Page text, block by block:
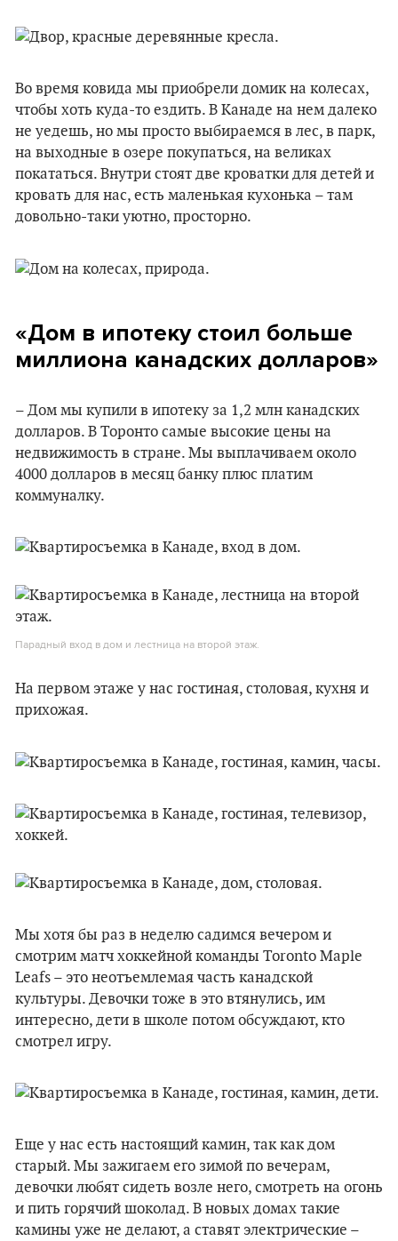
Во время ковида мы приобрели домик на колесах,
чтобы хоть куда-то ездить. В Канаде на нем далеко
не уедешь, но мы просто выбираемся в лес, в парк,
на выходные в озере покупаться, на великах
покататься. Внутри стоят две кроватки для детей и
кровать для нас, есть маленькая кухонька – там
довольно-таки уютно, просторно.
«Дом в ипотеку стоил больше
миллиона канадских долларов»
– Дом мы купили в ипотеку за 1,2 млн канадских
долларов. В Торонто самые высокие цены на
недвижимость в стране. Мы выплачиваем около
4000 долларов в месяц банку плюс платим
коммуналку.
Парадный вход в дом и лестница на второй этаж.
На первом этаже у нас гостиная, столовая, кухня и
прихожая.
Мы хотя бы раз в неделю садимся вечером и
смотрим матч хоккейной команды Toronto Maple
Leafs – это неотъемлемая часть канадской
культуры. Девочки тоже в это втянулись, им
интересно, дети в школе потом обсуждают, кто
смотрел игру.
Еще у нас есть настоящий камин, так как дом
старый. Мы зажигаем его зимой по вечерам,
девочки любят сидеть возле него, смотреть на огонь
и пить горячий шоколад. В новых домах такие
камины уже не делают, а ставят электрические –